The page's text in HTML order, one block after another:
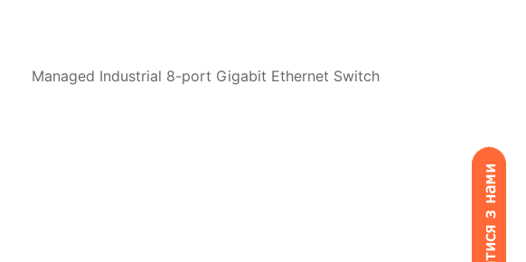
Managed Industrial 8-port Gigabit Ethernet Switch